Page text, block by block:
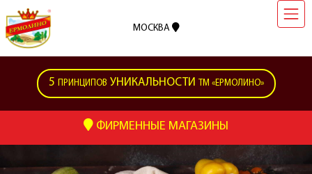
МОСКВА
5 ПРИНЦИПОВ УНИКАЛЬНОСТИ ТМ «ЕРМОЛИНО»
ФИРМЕННЫЕ МАГАЗИНЫ